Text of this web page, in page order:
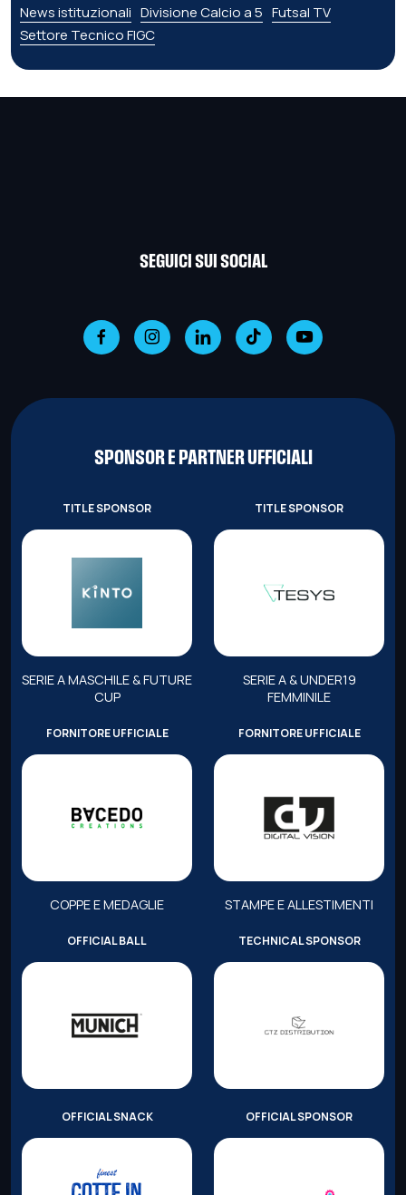
News istituzionali Divisione Calcio a 5 Futsal TV
Settore Tecnico FIGC
SEGUICI SUI SOCIAL
SPONSOR E PARTNER UFFICIALI
TITLE SPONSOR
SERIE A MASCHILE & FUTURE
CUP
TITLE SPONSOR
SERIE A & UNDER19
FEMMINILE
FORNITORE UFFICIALE
COPPE E MEDAGLIE
FORNITORE UFFICIALE
STAMPE E ALLESTIMENTI
OFFICIAL BALL TECHNICAL SPONSOR
OFFICIAL SNACK OFFICIAL SPONSOR